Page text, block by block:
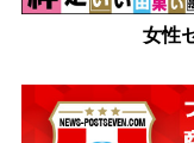
女性